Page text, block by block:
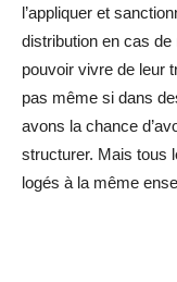
l’appliquer et
distribution en cas
pouvoir vivre de leur
pas même si dans
avons la chance
structurer. Mais tous
logés à la même